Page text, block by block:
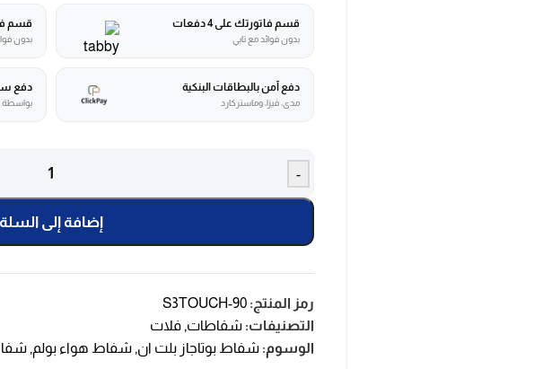
قسم فاتورتك على 4 دفعات
بدون فوائد مع تابي
قسم
بدون
دفع آمن بالبطاقات البنكية
مدى، فيزا، وماستركارد
دفع
بواسطة Apple Pay
-
إضافة إلى السلة
رمز المنتج: S3TOUCH-90
التصنيفات: شفاطات, فلات
الوسوم: شفاط بوتاجاز بلت ان, شفاط هواء بولم,